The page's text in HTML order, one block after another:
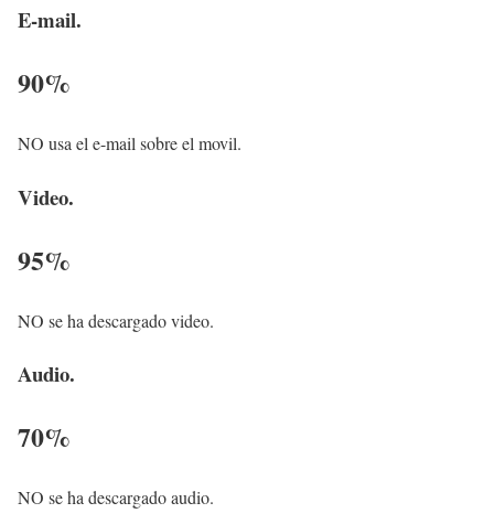
E-mail.
90%
NO usa el e-mail sobre el movil.
Video.
95%
NO se ha descargado video.
Audio.
70%
NO se ha descargado audio.